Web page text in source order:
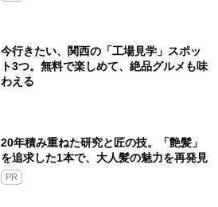
今行きたい、関西の「工場見学」スポッ
ト3つ。無料で楽しめて、絶品グルメも味
わえる
20年積み重ねた研究と匠の技。「艶髪」
を追求した1本で、大人髪の魅力を再発見
PR